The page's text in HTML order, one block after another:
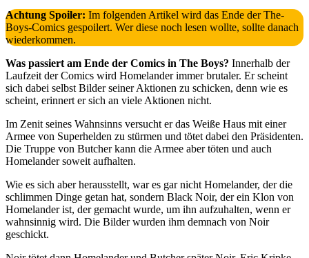
Achtung Spoiler: Im folgenden Artikel wird das Ende der The-
Boys-Comics gespoilert. Wer diese noch lesen wollte, sollte danach
wiederkommen.
Was passiert am Ende der Comics in The Boys? Innerhalb der
Laufzeit der Comics wird Homelander immer brutaler. Er scheint
sich dabei selbst Bilder seiner Aktionen zu schicken, denn wie es
scheint, erinnert er sich an viele Aktionen nicht.
Im Zenit seines Wahnsinns versucht er das Weiße Haus mit einer
Armee von Superhelden zu stürmen und tötet dabei den Präsidenten.
Die Truppe von Butcher kann die Armee aber töten und auch
Homelander soweit aufhalten.
Wie es sich aber herausstellt, war es gar nicht Homelander, der die
schlimmen Dinge getan hat, sondern Black Noir, der ein Klon von
Homelander ist, der gemacht wurde, um ihn aufzuhalten, wenn er
wahnsinnig wird. Die Bilder wurden ihm demnach von Noir
geschickt.